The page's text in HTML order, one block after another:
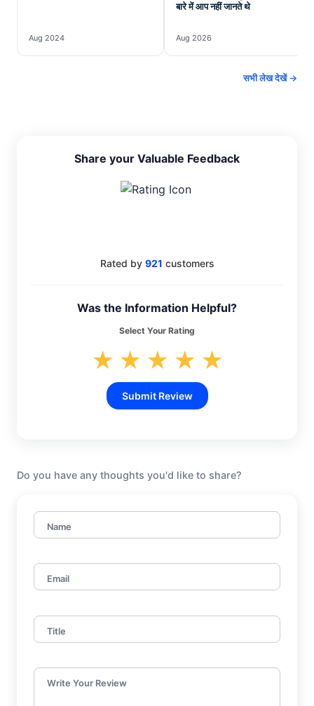
Aug 2024
बारे में आप नहीं जानते थे
Aug 2026
सभी लेख देखें →
Share your Valuable Feedback
Rated by 921 customers
Was the Information Helpful?
Select Your Rating
★ ★ ★ ★ ★
Submit Review
Do you have any thoughts you'd like to share?
Name
Email
Title
Write Your Review